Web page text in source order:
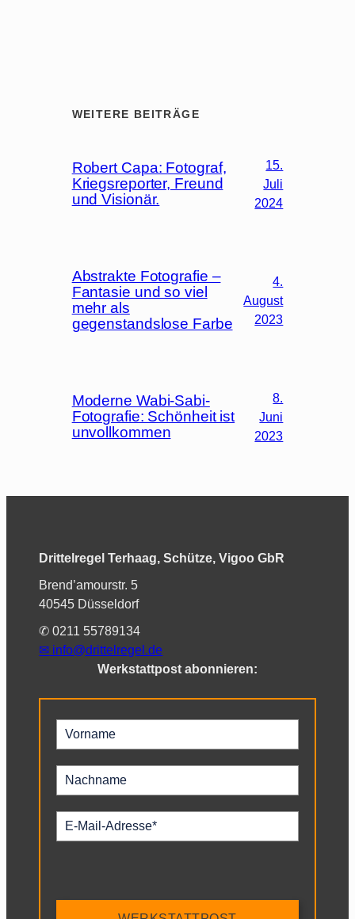
WEITERE BEITRÄGE
Robert Capa: Fotograf,
Kriegsreporter, Freund
und Visionär.
15.
Juli
2024
Abstrakte Fotografie –
Fantasie und so viel
mehr als
gegenstandslose Farbe
4.
August
2023
Moderne Wabi-Sabi-
Fotografie: Schönheit ist
unvollkommen
8.
Juni
2023
Drittelregel Terhaag, Schütze, Vigoo GbR
Brend’amourstr. 5
40545 Düsseldorf
✆ 0211 55789134
✉︎ info@drittelregel.de
Werkstattpost abonnieren: